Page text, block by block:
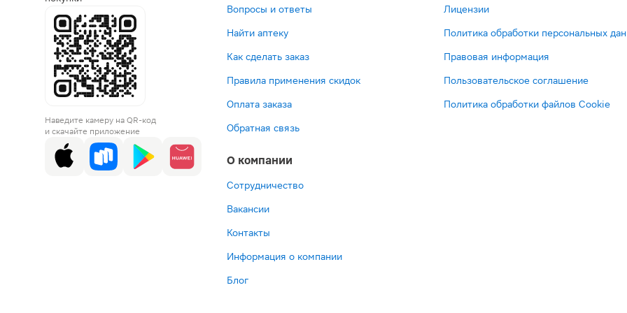
Наведите камеру на QR-код
и скачайте приложение
Вопросы и ответы
Найти аптеку
Как сделать заказ
Правила применения скидок
Оплата заказа
Обратная связь
О компании
Сотрудничество
Вакансии
Контакты
Информация о компании
Блог
Лицензии
Политика обработки персональных
Правовая информация
Пользовательское соглашение
Политика обработки файлов Cookie